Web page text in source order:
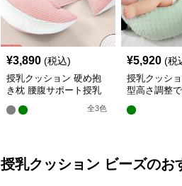
¥3,890 (税込)
授乳クッション 硬め抱
き枕 腰腹サポート授乳
全3色
¥5,920 (税
授乳クッシ
型高さ調整
授乳クッション ビーズのお